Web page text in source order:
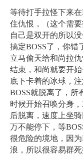
等待打手拉怪下来
住仇恨，（这个需
自己是双开的所以
搞定BOSS了，你错
立马偷天给和尚拉
结束，和尚就要开
底下卡着的冰球，
BOSS就脱离了，所
时候开始召唤分身
后脱离，速度上坐
万不能停下，等
很危险的境地，因
浪，所以很容易群